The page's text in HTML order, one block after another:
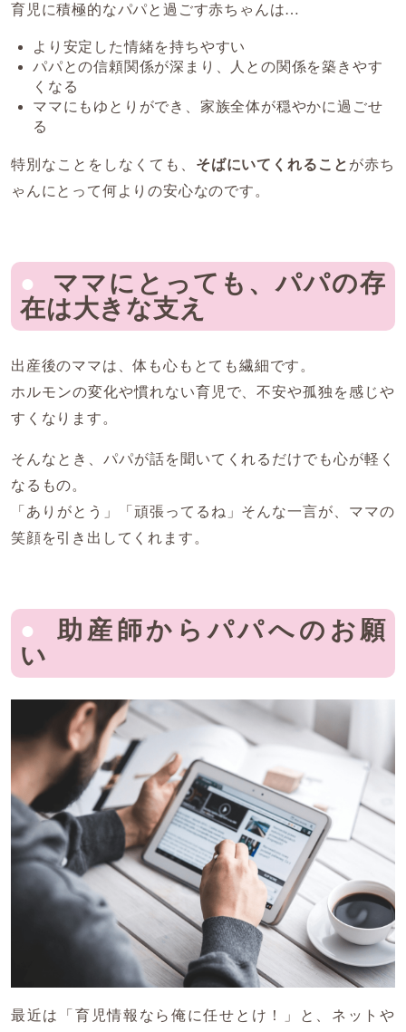
育児に積極的なパパと過ごす赤ちゃんは…
より安定した情緒を持ちやすい
パパとの信頼関係が深まり、人との関係を築きやす
くなる
ママにもゆとりができ、家族全体が穏やかに過ごせ
る
特別なことをしなくても、 そばにいてくれること が赤ち
ゃんにとって何よりの安心なのです。
ママにとっても、パパの存
在は大きな支え
出産後のママは、体も心もとても繊細です。
ホルモンの変化や慣れない育児で、不安や孤独を感じや
すくなります。
そんなとき、パパが話を聞いてくれるだけでも心が軽く
なるもの。
「ありがとう」「頑張ってるね」そんな一言が、ママの
笑顔を引き出してくれます。
助産師からパパへのお願
い
最近は「育児情報なら俺に任せとけ！」と、ネットや